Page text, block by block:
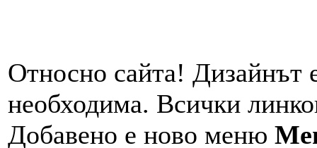
Относно сайта! Дизайнът
необходима. Всички
Добавено е ново меню